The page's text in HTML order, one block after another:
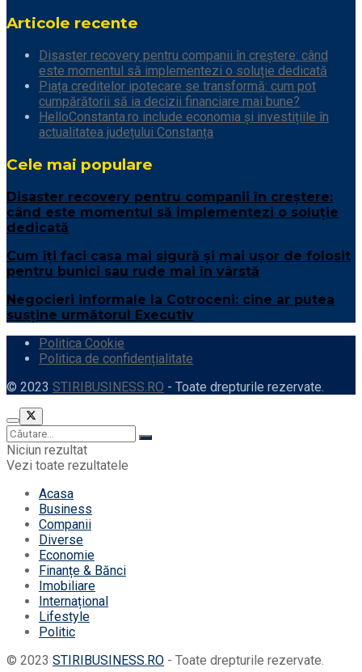
Articole recente
Disaster recovery pentru companii în creștere: când
este momentul să implementezi o soluție dedicată
Piața creditelor ipotecare se transformă: cum pot
cumpărătorii să ia decizii financiare mai bune?
HelloConstanta.ro include economia și investițiile în
actualitatea județului Constanța
Cele mai populare
Disaster recovery pentru companii în creștere:
când este momentul să implementezi o soluție
dedicată
Cum îți faci casa mai sigură și mai ușor de folosit
pentru bunici sau rude mai în vârstă
Negocieri informale la Cotroceni: cine ar putea
susține următorul Executiv
Politica Cookie
Politica de confidențialitate
© 2023 STIRIBUSINESS.RO - Toate drepturile rezervate.
Niciun rezultat
Vezi toate rezultatele
Acasa
Business
Companii
Diverse
Economie
Finanțe & Bănci
Imobiliare
Internațional
Lifestyle
Politic
© 2023 STIRIBUSINESS.RO - Toate drepturile rezervate.